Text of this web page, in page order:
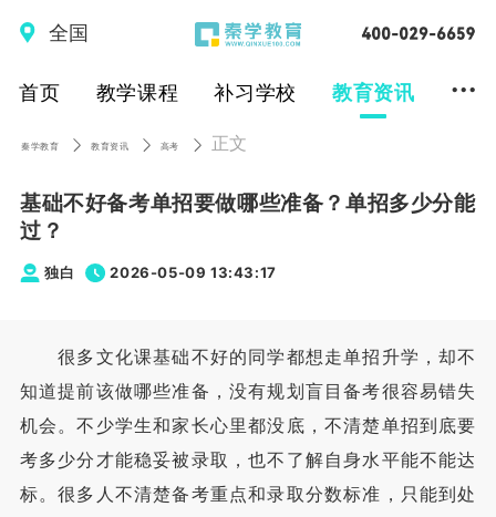
全国
首页 教学课程 补习学校 教育资讯 ...
秦学教育 教育资讯 高考 正文
基础不好备考单招要做哪些准备？单招多少分能
过？
独白 2026-05-09 13:43:17
很多文化课基础不好的同学都想走单招升学，却不
知道提前该做哪些准备，没有规划盲目备考很容易错失
机会。不少学生和家长心里都没底，不清楚单招到底要
考多少分才能稳妥被录取，也不了解自身水平能不能达
标。很多人不清楚备考重点和录取分数标准，只能到处